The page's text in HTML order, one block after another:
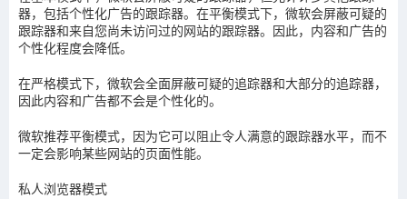
器，包括个性化广告的跟踪器。在平衡模式下，微软会屏蔽可疑的
跟踪器和来自您尚未访问过的网站的跟踪器。因此，内容和广告的
个性化程度会降低。
在严格模式下，微软会全面屏蔽可疑的追踪器和大部分的追踪器，
因此内容和广告都不会是个性化的。
微软推荐平衡模式，因为它可以阻止令人满意的跟踪器水平，而不
一定会影响某些网站的页面性能。
私人浏览器模式